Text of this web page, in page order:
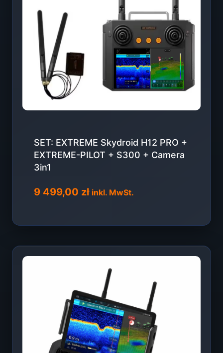
SET: EXTREME Skydroid H12 PRO +
EXTREME-PILOT + S300 + Camera
3in1
9 499,00 zł inkl. MwSt.